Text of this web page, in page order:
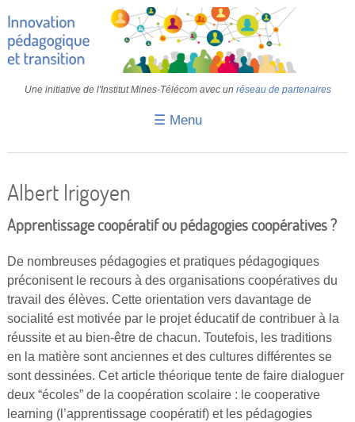
Une initiative de l'Institut Mines-Télécom avec un réseau de partenaires
☰ Menu
IA
IMT
Colloques
Vidéos
S’inscrire
Albert Irigoyen
Apprentissage coopératif ou pédagogies coopératives ?
De nombreuses pédagogies et pratiques pédagogiques
préconisent le recours à des organisations coopératives du
travail des élèves. Cette orientation vers davantage de
socialité est motivée par le projet éducatif de contribuer à la
réussite et au bien-être de chacun. Toutefois, les traditions
en la matière sont anciennes et des cultures différentes se
sont dessinées. Cet article théorique tente de faire dialoguer
deux “écoles” de la coopération scolaire : le cooperative
learning (l’apprentissage coopératif) et les pédagogies